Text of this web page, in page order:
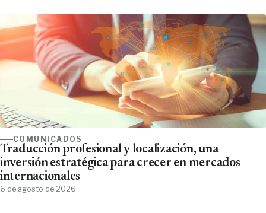
COMUNICADOS
Traducción profesional y localización, una
inversión estratégica para crecer en mercados
internacionales
6 de agosto de 2026